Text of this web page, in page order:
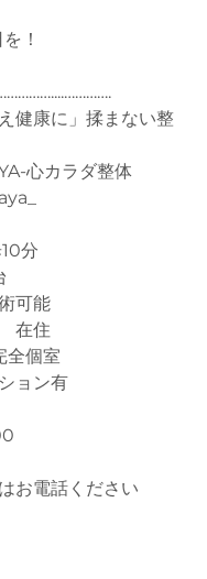
！
健康に」揉まない整
心カラダ整体
分
可能
在住
全個室
ョン有
お電話ください